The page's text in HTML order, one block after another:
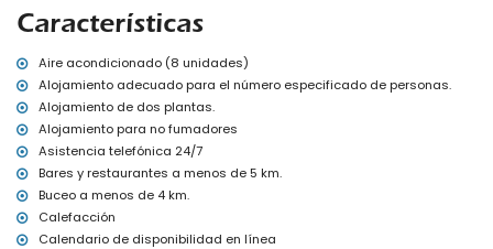
transporte público cercano: tren a menos de 5 kilómetros
no se permite fumar
Instalaciones y servicios incluidos en el precio del alquiler de esta
casa de vacaciones
internet (WiFi)
aspiradora y plancha y tabla de planchar
ropa de cama y toallas
servicio de recepción, servicio de vigilancia 24 horas y servicio de
emergencia 24 horas
Instalaciones y servicios con cargo adicional
Características
Aire acondicionado (8 unidades)
Alojamiento adecuado para el número especificado de personas.
Alojamiento de dos plantas.
Alojamiento para no fumadores
Asistencia telefónica 24/7
Bares y restaurantes a menos de 5 km.
Buceo a menos de 4 km.
Calefacción
Calendario de disponibilidad en línea